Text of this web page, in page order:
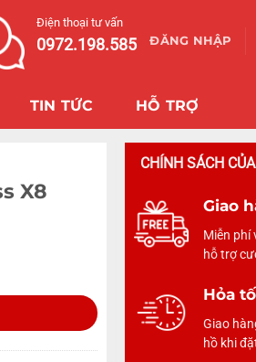
Điện thoại tư vấn
0972.198.585 ĐĂNG NHẬP
TIN TỨC HỖ TRỢ
X8
CHÍNH SÁCH
Giao
Miễn phí
hỗ trợ
Hỏa
Giao
hồ khi